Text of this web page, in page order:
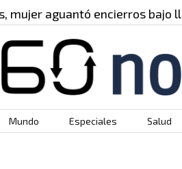
encierros bajo llave y…
Mundo Especiales Salud